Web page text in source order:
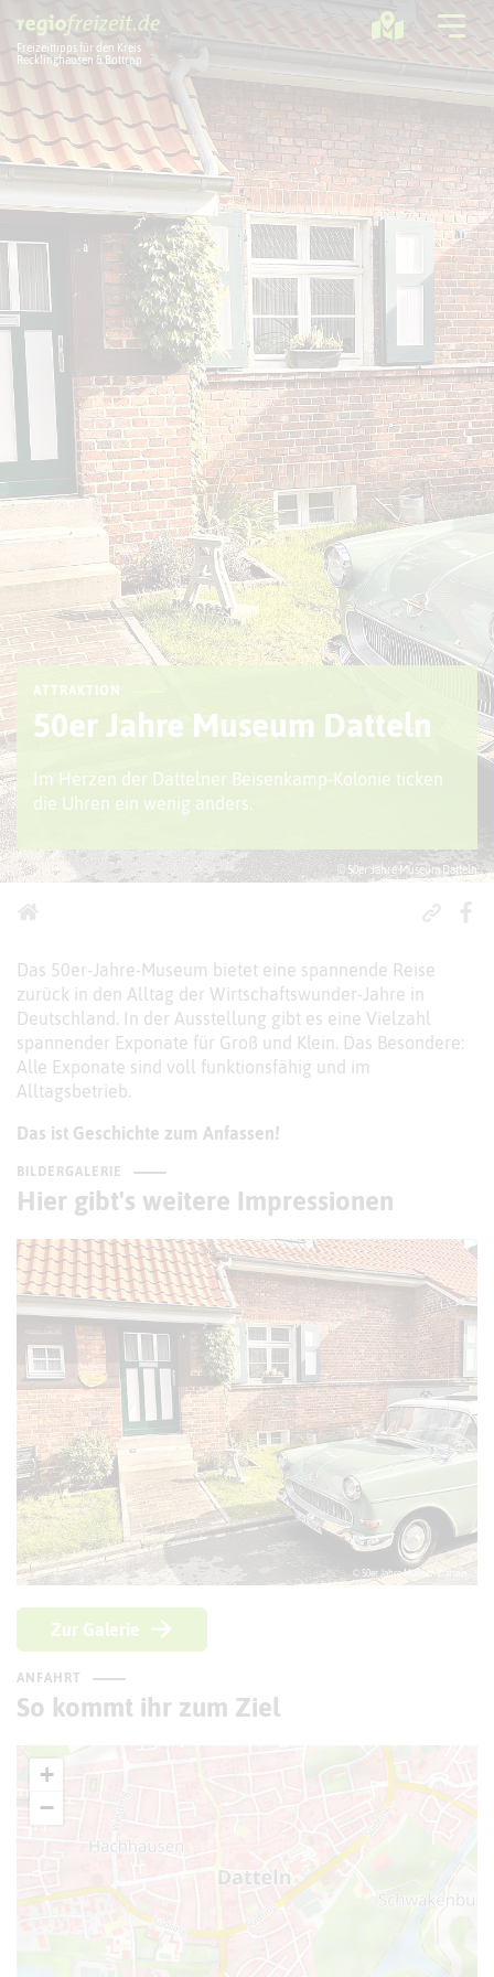
Freizeittipps für den Kreis
Recklinghausen & Bottrop
Ausflugstipps
Sport + Bewegung
Aktuelles
Freizeitregion
© 50er Jahre Museum Datteln
ATTRAKTION
50er Jahre Museum Datteln
Im Herzen der Dattelner Beisenkamp-Kolonie ticken
die Uhren ein wenig anders.
Das 50er-Jahre-Museum bietet eine spannende Reise
zurück in den Alltag der Wirtschaftswunder-Jahre in
Deutschland. In der Ausstellung gibt es eine Vielzahl
spannender Exponate für Groß und Klein. Das Besondere:
Alle Exponate sind voll funktionsfähig und im
Alltagsbetrieb.
Das ist Geschichte zum Anfassen!
BILDERGALERIE
Hier gibt's weitere Impressionen
© 50er Jahre Museum Datteln
Zur Galerie
ANFAHRT
So kommt ihr zum Ziel
+
−